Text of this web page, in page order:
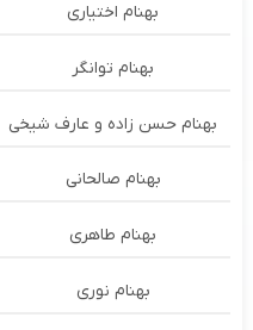
بهنام اختیاری
بهنام توانگر
بهنام حسن زاده و عارف شیخی
بهنام صالحانی
بهنام طاهری
بهنام نوری